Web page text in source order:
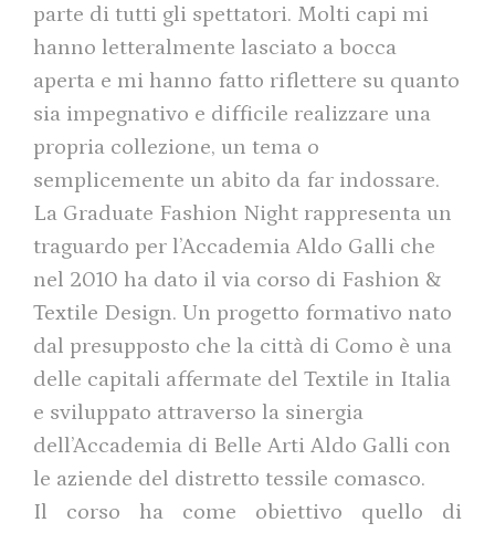
parte di tutti gli spettatori. Molti capi mi
hanno letteralmente lasciato a bocca
aperta e mi hanno fatto riflettere su quanto
sia impegnativo e difficile realizzare una
propria collezione, un tema o
semplicemente un abito da far indossare.
La Graduate Fashion Night rappresenta un
traguardo per l’Accademia Aldo Galli che
nel 2010 ha dato il via corso di Fashion &
Textile Design. Un progetto formativo nato
dal presupposto che la città di Como è una
delle capitali affermate del Textile in Italia
e sviluppato attraverso la sinergia
dell’Accademia di Belle Arti Aldo Galli con
le aziende del distretto tessile comasco.
Il corso ha come obiettivo quello di